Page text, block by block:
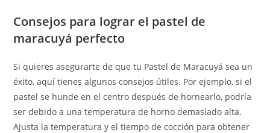
Consejos para lograr el pastel de
maracuyá perfecto
Si quieres asegurarte de que tu Pastel de Maracuyá sea un
éxito, aquí tienes algunos consejos útiles. Por ejemplo, si el
pastel se hunde en el centro después de hornearlo, podría
ser debido a una temperatura de horno demasiado alta.
Ajusta la temperatura y el tiempo de cocción para obtener